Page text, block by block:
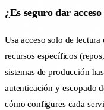
¿Es seguro dar
Usa acceso solo de
recursos específicos
sistemas de producción
autenticación y escopado
cómo configures cada